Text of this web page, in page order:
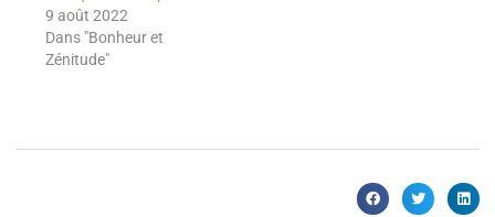
9 août 2022
Dans "Bonheur et
Zénitude"